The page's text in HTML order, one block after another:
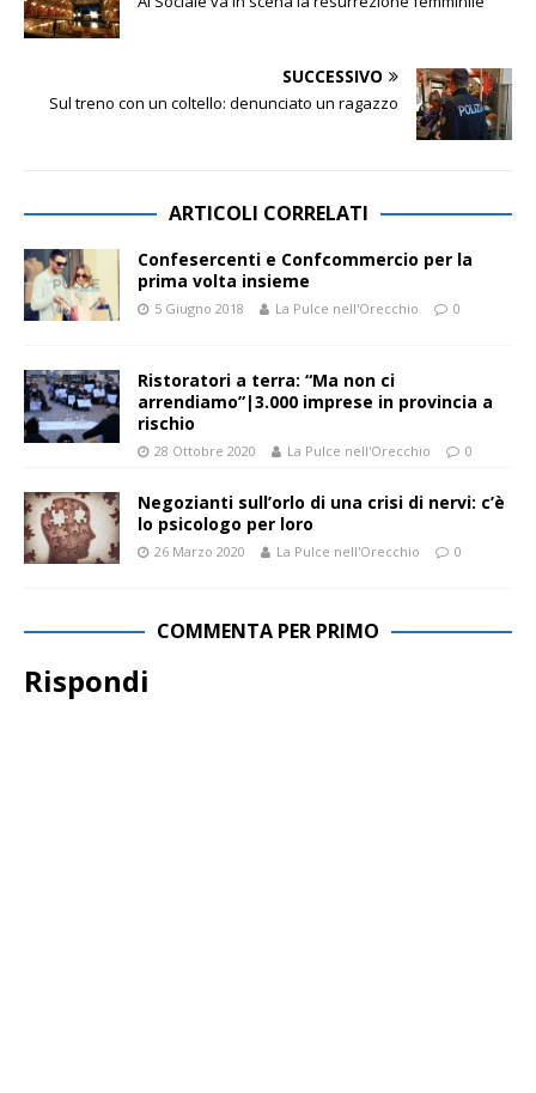
SUCCESSIVO
Sul treno con un coltello: denunciato un ragazzo
ARTICOLI CORRELATI
Confesercenti e Confcommercio per la
prima volta insieme
5 Giugno 2018 La Pulce nell'Orecchio 0
Ristoratori a terra: “Ma non ci
arrendiamo”|3.000 imprese in provincia a
rischio
28 Ottobre 2020 La Pulce nell'Orecchio 0
Negozianti sull’orlo di una crisi di nervi: c’è
lo psicologo per loro
26 Marzo 2020 La Pulce nell'Orecchio 0
COMMENTA PER PRIMO
Rispondi